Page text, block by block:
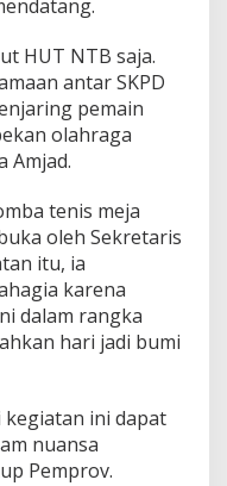
HUT NTB saja.
antar SKPD
pemain
olahraga
Amjad.
tenis meja
oleh Sekretaris
itu, ia
karena
dalam rangka
hari jadi bumi
ini dapat
nuansa
Pemprov.